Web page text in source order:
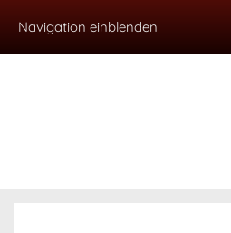
Navigation einblenden